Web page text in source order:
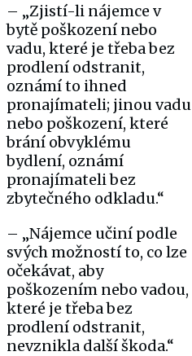
– „Zjistí-li nájemce v
bytě poškození nebo
vadu, které je třeba bez
prodlení odstranit,
oznámí to ihned
pronajímateli; jinou vadu
nebo poškození, které
brání obvyklému
bydlení, oznámí
pronajímateli bez
zbytečného odkladu.“
– „Nájemce učiní podle
svých možností to, co lze
očekávat, aby
poškozením nebo vadou,
které je třeba bez
prodlení odstranit,
nevznikla další škoda.“